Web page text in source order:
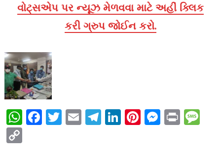
વોટ્સએપ પર ન્યૂઝ મેળવવા માટે અહીં ક્લિક
કરી ગ્રુપ જોઈન કરો.
WhatsApp
Facebook
Twitter
EmailTelegram
LinkedIn
Pinterest
Print
Copy